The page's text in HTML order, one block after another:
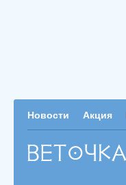
Новости Акция